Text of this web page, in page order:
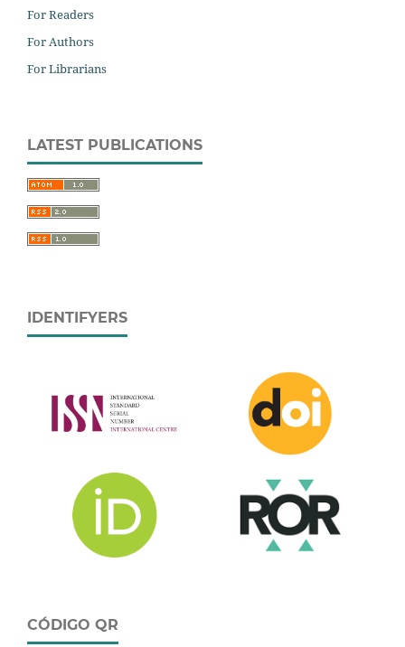
For Readers
For Authors
For Librarians
LATEST PUBLICATIONS
IDENTIFYERS
CÓDIGO QR